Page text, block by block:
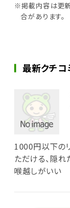
※掲載内容は更
合があります。
最新クチコ
1000円以下の
ただける、隠
喉越しがいい